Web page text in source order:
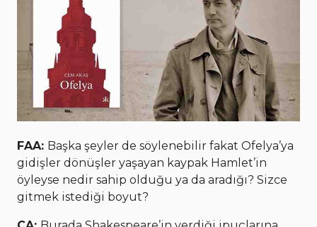
FAA: Başka şeyler de söylenebilir fakat Ofelya’ya
gidişler dönüşler yaşayan kaypak Hamlet’in
öyleyse nedir sahip olduğu ya da aradığı? Sizce
gitmek istediği boyut?